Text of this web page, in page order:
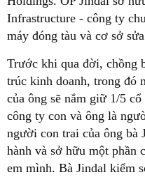
Infrastructure - công ty
máy đóng tàu và cơ sở
Trước khi qua đời, chồng
trúc kinh doanh, trong đó
của ông sẽ nắm giữ 1/5
công ty con và ông là
người con trai của ông bà
hành và sở hữu một phần
em mình. Bà Jindal kiểm